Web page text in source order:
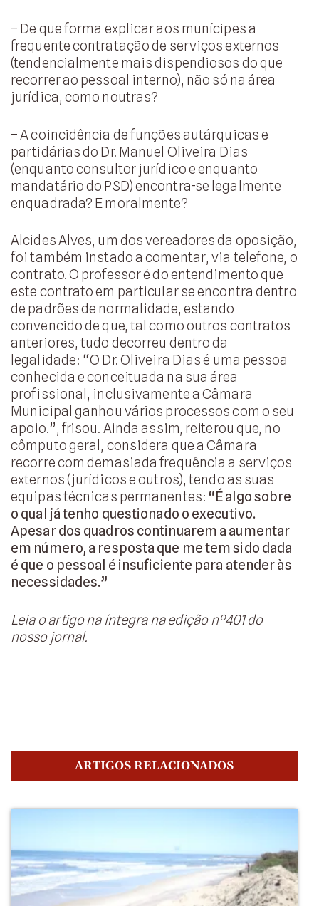
– De que forma explicar aos munícipes a
frequente contratação de serviços externos
(tendencialmente mais dispendiosos do que
recorrer ao pessoal interno), não só na área
jurídica, como noutras?
– A coincidência de funções autárquicas e
partidárias do Dr. Manuel Oliveira Dias
(enquanto consultor jurídico e enquanto
mandatário do PSD) encontra-se legalmente
enquadrada? E moralmente?
Alcides Alves, um dos vereadores da oposição,
foi também instado a comentar, via telefone, o
contrato. O professor é do entendimento que
este contrato em particular se encontra dentro
de padrões de normalidade, estando
convencido de que, tal como outros contratos
anteriores, tudo decorreu dentro da
legalidade: “O Dr. Oliveira Dias é uma pessoa
conhecida e conceituada na sua área
profissional, inclusivamente a Câmara
Municipal ganhou vários processos com o seu
apoio.”, frisou. Ainda assim, reiterou que, no
cômputo geral, considera que a Câmara
recorre com demasiada frequência a serviços
externos (jurídicos e outros), tendo as suas
equipas técnicas permanentes: “É algo sobre
o qual já tenho questionado o executivo.
Apesar dos quadros continuarem a aumentar
em número, a resposta que me tem sido dada
é que o pessoal é insuficiente para atender às
necessidades.”
Leia o artigo na íntegra na edição nº401 do
nosso jornal.
ARTIGOS RELACIONADOS